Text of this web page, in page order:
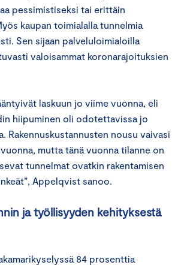
pessimistiseksi tai erittäin
kaupan toimialalla tunnelmia
Sen sijaan palveluloimialoilla
valoisammat koronarajoituksien
laskuun jo viime vuonna, eli
hiipuminen oli odotettavissa jo
Rakennuskustannusten nousu vaivasi
mutta tänä vuonna tilanne on
tunnelmat ovatkin rakentamisen
Appelqvist sanoo.
ja työllisyyden kehityksestä
84 prosenttia